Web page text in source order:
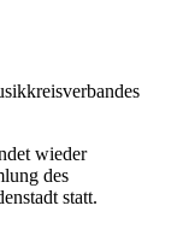
wieder
des
statt.